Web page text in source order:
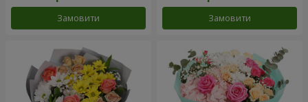
Замовити Замовити